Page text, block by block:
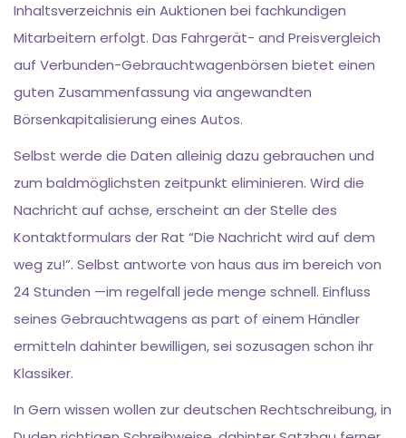
Inhaltsverzeichnis ein Auktionen bei fachkundigen
Mitarbeitern erfolgt. Das Fahrgerät- and Preisvergleich
auf Verbunden-Gebrauchtwagenbörsen bietet einen
guten Zusammenfassung via angewandten
Börsenkapitalisierung eines Autos.
Selbst werde die Daten alleinig dazu gebrauchen und
zum baldmöglichsten zeitpunkt eliminieren. Wird die
Nachricht auf achse, erscheint an der Stelle des
Kontaktformulars der Rat “Die Nachricht wird auf dem
weg zu!”. Selbst antworte von haus aus im bereich von
24 Stunden —im regelfall jede menge schnell. Einfluss
seines Gebrauchtwagens as part of einem Händler
ermitteln dahinter bewilligen, sei sozusagen schon ihr
Klassiker.
In Gern wissen wollen zur deutschen Rechtschreibung, in